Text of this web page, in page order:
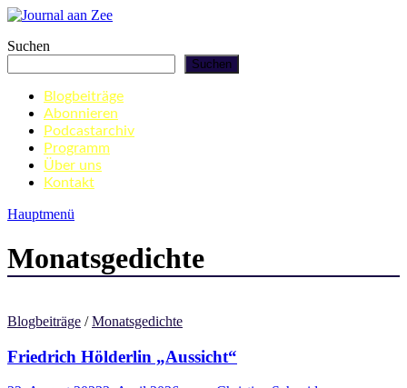
Zum
springen
Journal aan Zee
Suchen
Suchen
Blogbeiträge
Abonnieren
Podcastarchiv
Programm
Über uns
Kontakt
Hauptmenü
Monatsgedichte
Blogbeiträge /Monatsgedichte
Friedrich Hölderlin „Aussicht“